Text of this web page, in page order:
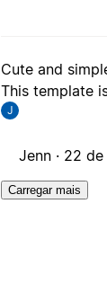
Cute and
This template
J
Jenn · 22
Carregar mais